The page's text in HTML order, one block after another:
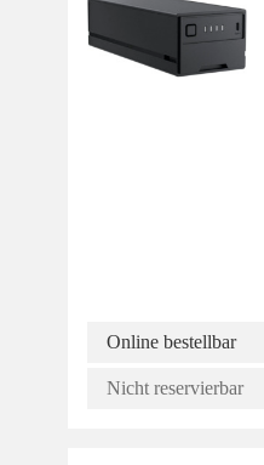
Online bestellbar
Nicht reservierbar